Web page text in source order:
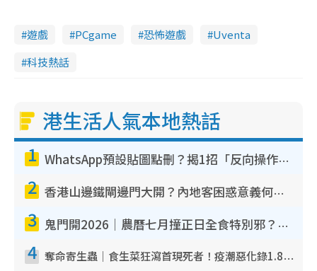
遊戲 PCgame 恐怖遊戲
Uventa
科技熱話
港生活人氣本地熱話
1 WhatsApp預設貼圖點刪？揭1招「反向操作」還原簡潔介面 附3步實測教學
2 香港山邊鐵閘邊門大開？內地客困惑意義何在！網民神回覆：呢種叫法理性防禦
3 鬼門開2026｜農曆七月撞正日全食特別邪？專家警告切忌做一事！揭4大禁忌+2招保平安
4 奪命寄生蟲｜食生菜狂瀉首現死者！疫潮惡化錄1.8萬宗病例 揭洗菜3大謬誤